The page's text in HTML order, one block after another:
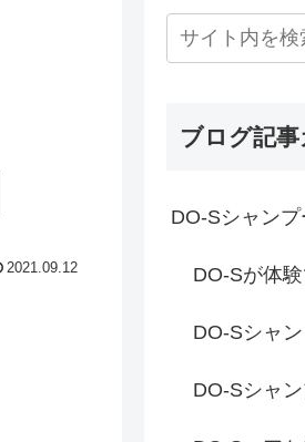
2021.09.12
ブログ記
DO-Sシャンプ
DO-Sが体
DO-Sシャ
DO-Sシャ